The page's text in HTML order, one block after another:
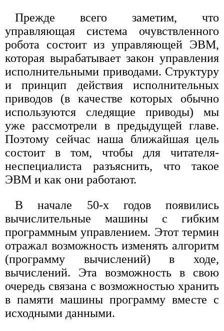
Прежде всего заметим, что
управляющая система очувствленного
робота состоит из управляющей ЭВМ,
которая вырабатывает закон управления
исполнительными приводами. Структуру
и принцип действия исполнительных
приводов (в качестве которых обычно
используются следящие приводы) мы
уже рассмотрели в предыдущей главе.
Поэтому сейчас наша ближайшая цель
состоит в том, чтобы для читателя-
неспециалиста разъяснить, что такое
ЭВМ и как они работают.
В начале 50-х годов появились
вычислительные машины с гибким
программным управлением. Этот термин
отражал возможность изменять алгоритм
(программу вычислений) в ходе,
вычислений. Эта возможность в свою
очередь связана с возможностью хранить
в памяти машины программу вместе с
исходными данными.